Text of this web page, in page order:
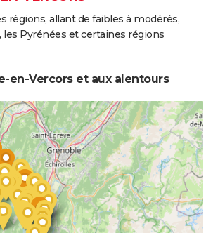
régions, allant de faibles à modérés,
Pyrénées et certaines régions
en-Vercors et aux alentours